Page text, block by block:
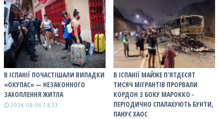
В ІСПАНІЇ ПОЧАСТІШАЛИ ВИПАДКИ
«ОКУПАС» — НЕЗАКОННОГО
ЗАХОПЛЕННЯ ЖИТЛА
2026-08-06 14:33
В ІСПАНІЇ МАЙЖЕ П'ЯТДЕСЯТ
ТИСЯЧ МІГРАНТІВ ПРОРВАЛИ
КОРДОН З БОКУ МАРОККО -
ПЕРІОДИЧНО СПАЛАХУЮТЬ БУНТИ,
ПАНУЄ ХАОС